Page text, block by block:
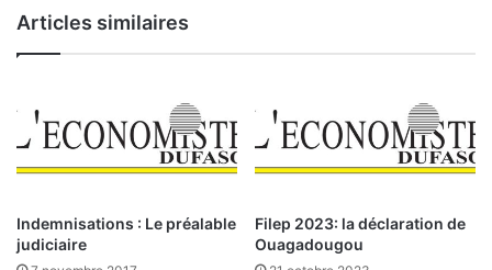
r
i
é
L
A
r
s
Articles similaires
Indemnisations : Le préalable
judiciaire
Filep 2023: la déclaration de
Ouagadougou